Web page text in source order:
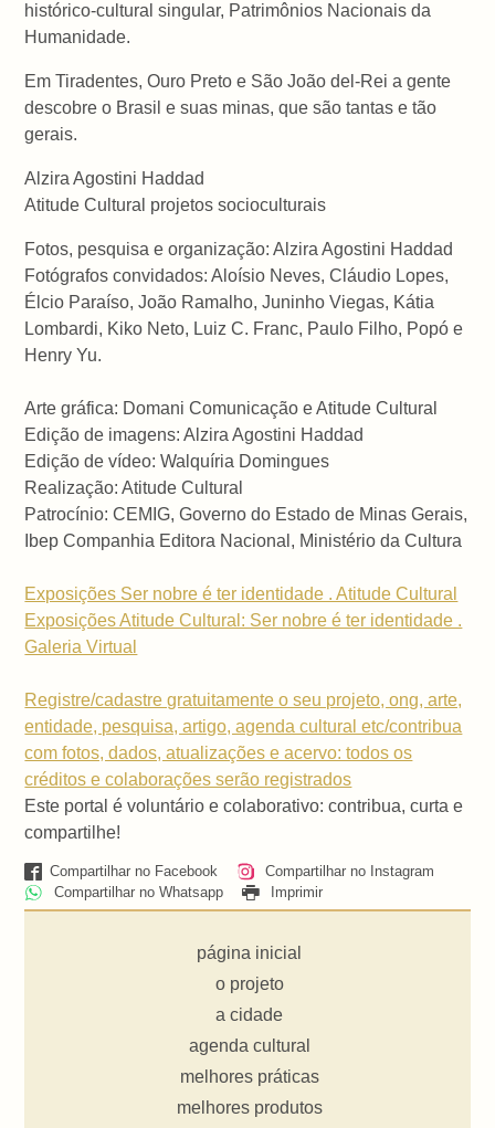
histórico-cultural singular, Patrimônios Nacionais da
Humanidade.
Em Tiradentes, Ouro Preto e São João del-Rei a gente
descobre o Brasil e suas minas, que são tantas e tão
gerais.
Alzira Agostini Haddad
Atitude Cultural projetos socioculturais
Fotos, pesquisa e organização: Alzira Agostini Haddad
Fotógrafos convidados: Aloísio Neves, Cláudio Lopes,
Élcio Paraíso, João Ramalho, Juninho Viegas, Kátia
Lombardi, Kiko Neto, Luiz C. Franc, Paulo Filho, Popó e
Henry Yu.
Arte gráfica: Domani Comunicação e Atitude Cultural
Edição de imagens: Alzira Agostini Haddad
Edição de vídeo: Walquíria Domingues
Realização: Atitude Cultural
Patrocínio: CEMIG, Governo do Estado de Minas Gerais,
Ibep Companhia Editora Nacional, Ministério da Cultura
Exposições Ser nobre é ter identidade . Atitude Cultural
Exposições Atitude Cultural: Ser nobre é ter identidade .
Galeria Virtual
Registre/cadastre gratuitamente o seu projeto, ong, arte,
entidade, pesquisa, artigo, agenda cultural etc/contribua
com fotos, dados, atualizações e acervo: todos os
créditos e colaborações serão registrados
Este portal é voluntário e colaborativo: contribua, curta e
compartilhe!
Compartilhar no Facebook
Compartilhar no Instagram
Compartilhar no Whatsapp
Imprimir
página inicial
o projeto
a cidade
agenda cultural
melhores práticas
melhores produtos